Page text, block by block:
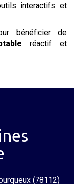
interactifs et
bénéficier de
réactif et
(78112)